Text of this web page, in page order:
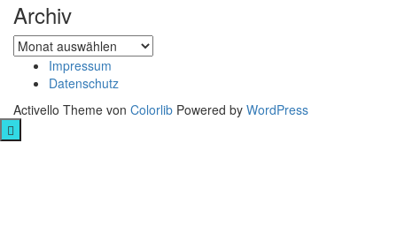
Archiv
Archiv
Impressum
Datenschutz
Activello Theme von Colorlib Powered by WordPress